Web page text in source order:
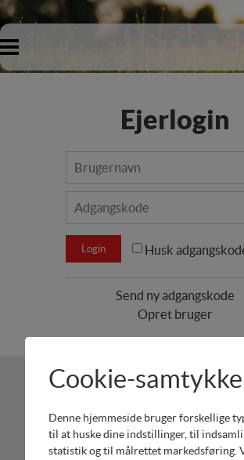
Ejerlogin
Husk
Opret bruger
Se mere
Cookie-samtykke
Denne hjemmeside bruger forskellige
til at huske dine indstillinger, til
statistik og til målrettet markedsføring.